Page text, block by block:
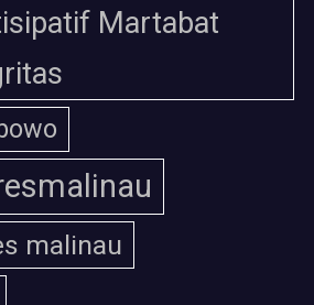
Martabat
malinau